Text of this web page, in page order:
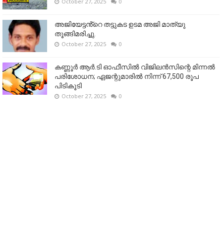
അജിയേട്ടൻ്റെ തട്ടുകട ഉടമ അജി മാത്യു
തൂങ്ങിമരിച്ചു.
October 27, 2025 0
കണ്ണൂര്‍ ആര്‍.ടി ഓഫീസില്‍ വിജിലൻസിന്റെ മിന്നല്‍
പരിശോധന; ഏജന്റുമാരില്‍ നിന്ന് 67,500 രൂപ
പിടികൂടി
October 27, 2025 0